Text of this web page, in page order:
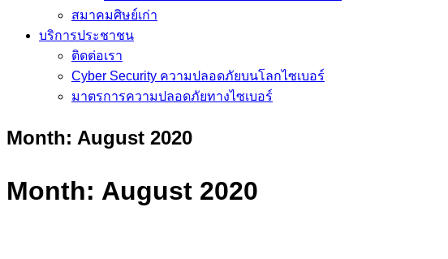
สมาคมศิษย์เก่า
บริการประชาชน
ติดต่อเรา
Cyber Security ความปลอดภัยบนโลกไซเบอร์
มาตรการความปลอดภัยทางไซเบอร์
Month: August 2020
Month: August 2020